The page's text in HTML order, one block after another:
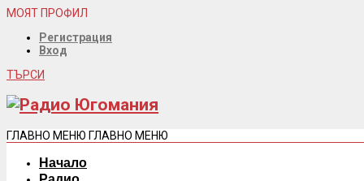
МОЯТ ПРОФИЛ
Регистрация
Вход
ТЪРСИ
ГЛАВНО МЕНЮ ГЛАВНО МЕНЮ
Начало